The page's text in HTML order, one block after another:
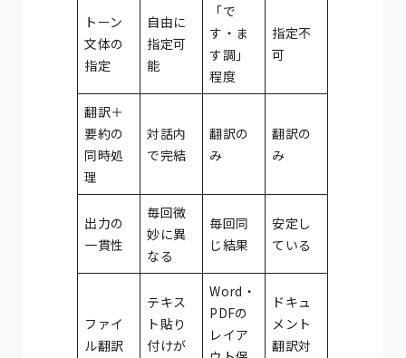
トーン
文体の
指定
自由に
指定可
能
「で
す・ま
す調」
程度
指定不
可
翻訳＋
要約の
同時処
理
対話内
で完結
翻訳の
み
翻訳の
み
出力の
一貫性
毎回微
妙に異
なる
毎回同
じ結果
安定し
ている
ファイ
ル翻訳
テキス
ト貼り
付けが
Word・
PDFの
レイア
ドキュ
メント
翻訳対